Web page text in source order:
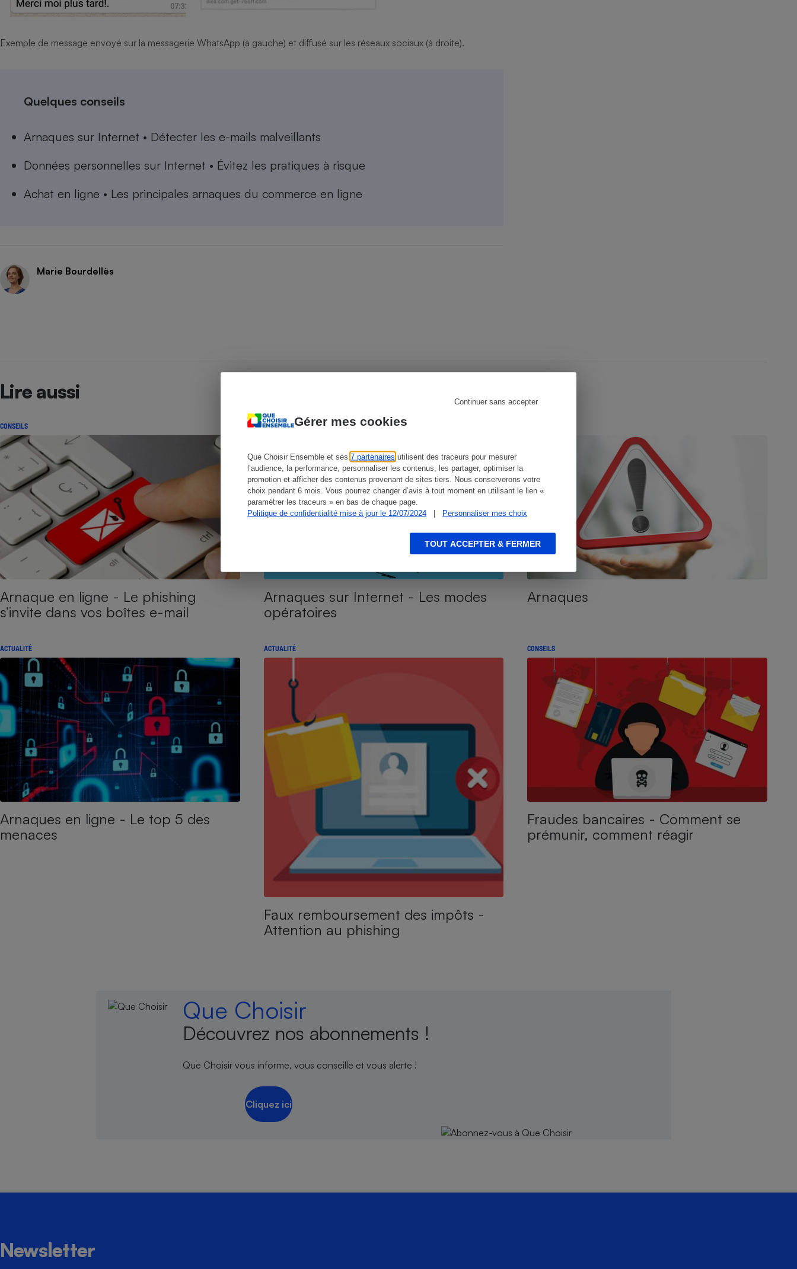
Gérer mes cookies
Que Choisir Ensemble et ses 7 partenaires utilisent des traceurs pour mesurer
l’audience, la performance, personnaliser les contenus, les partager, optimiser la
promotion et afficher des contenus provenant de sites tiers. Nous conserverons votre
choix pendant 6 mois. Vous pourrez changer d’avis à tout moment en utilisant le lien «
paramétrer les traceurs » en bas de chaque page.
Politique de confidentialité mise à jour le 12/07/2024
| Personnaliser mes choix
Continuer sans accepter
TOUT ACCEPTER & FERMER
Exemple de message envoyé sur la messagerie WhatsApp (à gauche) et diffusé sur les réseaux sociaux (à droite).
Quelques conseils
Arnaques sur Internet • Détecter les e-mails malveillants
Données personnelles sur Internet • Évitez les pratiques à risque
Achat en ligne • Les principales arnaques du commerce en ligne
Marie Bourdellès
Lire aussi
CONSEILS
Arnaque en ligne - Le phishing
s’invite dans vos boîtes e-mail
ENQUÊTE
Arnaques sur Internet - Les modes
opératoires
Arnaques
ACTUALITÉ
Arnaques en ligne - Le top 5 des
menaces
ACTUALITÉ
Faux remboursement des impôts -
Attention au phishing
CONSEILS
Fraudes bancaires - Comment se
prémunir, comment réagir
Que Choisir
Découvrez nos abonnements !
Que Choisir vous informe, vous conseille et vous alerte !
Cliquez ici
Newsletter
Plaque de cuisson à
Climatiseur -
Ventilateur